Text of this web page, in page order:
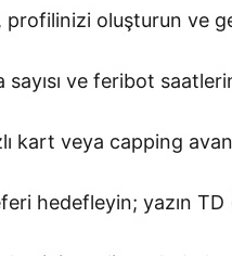
profilinizi oluşturun ve
ve feribot
kart veya capping
hedefleyin; yazın TD